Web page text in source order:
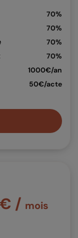
70%
70%
70%
70%
1000€/an
50€/acte
/ mois